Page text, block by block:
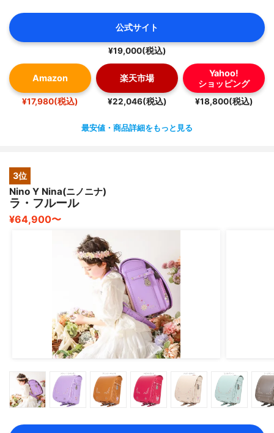
公式サイト
¥19,000(税込)
Amazon
¥17,980(税込)
楽天市場
¥22,046(税込)
Yahoo!
ショッピング
¥18,800(税込)
最安値・商品詳細をもっと見る
3位
Nino Y Nina(ニノニナ)
ラ・フルール
¥64,900〜